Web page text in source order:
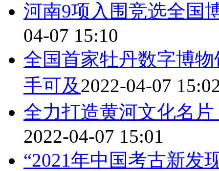
河南9项入围竞选全国
04-07 15:10
全国首家牡丹数字博
手可及2022-04-07
全力打造黄河文化名
2022-04-07 15:01
“2021年中国考古新发